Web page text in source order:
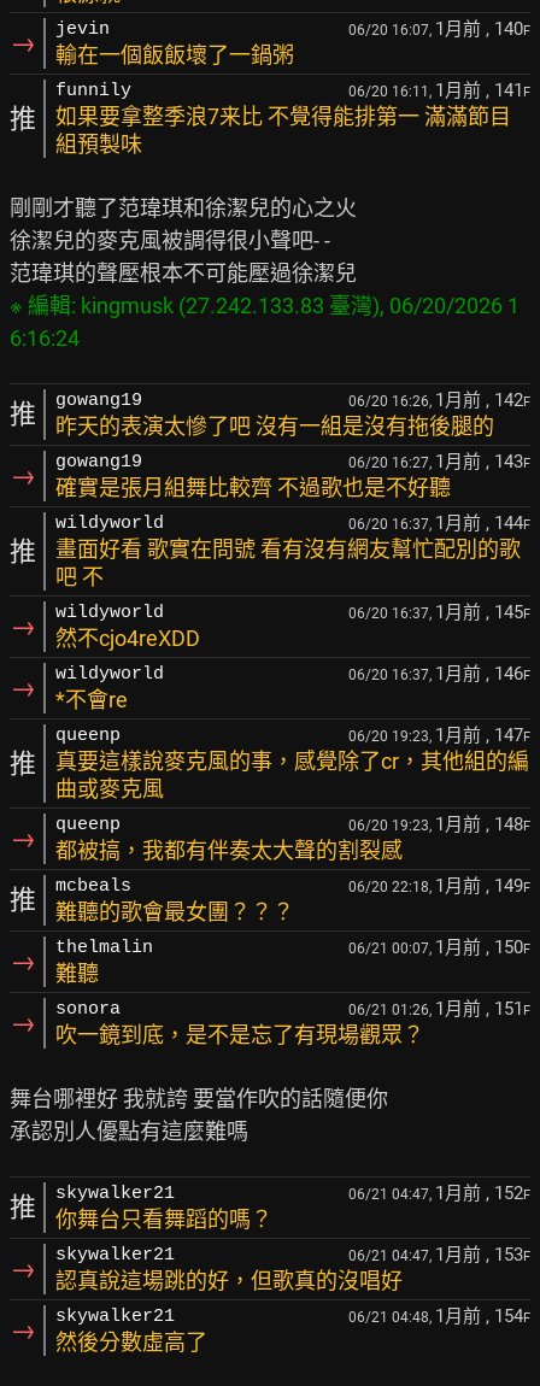
→ jevin 06/20 16:07, 1月前 , 140F
輸在一個飯飯壞了一鍋粥
推
funnily 06/20 16:11, 1月前 , 141 F
如果要拿整季浪7来比 不覺得能排第一 滿滿節目
組預製味
剛剛才聽了范瑋琪和徐潔兒的心之火
徐潔兒的麥克風被調得很小聲吧- -
※ 編輯: kingmusk (27.242.133.83 臺灣), 06/20/2026 1
6:16:24
推 gowang19 06/20 16:26, 1月前 , 142F
昨天的表演太慘了吧 沒有一組是沒有拖後腿的
→ gowang19 06/20 16:27, 1月前 , 143F
確實是張月組舞比較齊 不過歌也是不好聽
推
wildyworld 06/20 16:37, 1月前 , 144F
畫面好看 歌實在問號 看有沒有網友幫忙配別的歌
吧 不
→ wildyworld 06/20 16:37, 1月前 , 145F
然不cjo4reXDD
→ wildyworld 06/20 16:37, 1月前 , 146F
*不會re
推
queenp 06/20 19:23, 1月前 , 147F
真要這樣說麥克風的事，感覺除了cr，其他組的編
曲或麥克風
→ queenp 06/20 19:23, 1月前 , 148F
都被搞，我都有伴奏太大聲的割裂感
推 mcbeals 06/20 22:18, 1月前 , 149F
難聽的歌會最女團？？？
→ thelmalin 06/21 00:07, 1月前 , 150F
難聽
→ sonora 06/21 01:26, 1月前 , 151 F
吹一鏡到底，是不是忘了有現場觀眾？
舞台哪裡好 我就誇 要當作吹的話隨便你
推 skywalker21 06/21 04:47, 1月前 , 152F
你舞台只看舞蹈的嗎？
→ skywalker21 06/21 04:47, 1月前 , 153F
認真說這場跳的好，但歌真的沒唱好
→ skywalker21 06/21 04:48, 1月前 , 154F
然後分數虛高了